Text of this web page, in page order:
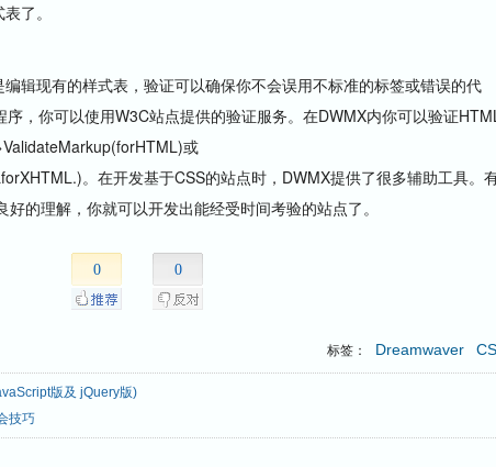
了。
现有的样式表，验证可以确保你不会误用不标准的标签或错误的代
，你可以使用W3C站点提供的验证服务。在DWMX内你可以验证
或
。在开发基于CSS的站点时，DWMX提供了很多辅助工具。
的理解，你就可以开发出能经受时间考验的站点了。
0 0
标签： Dreamwaver
版及 jQuery版)
技巧